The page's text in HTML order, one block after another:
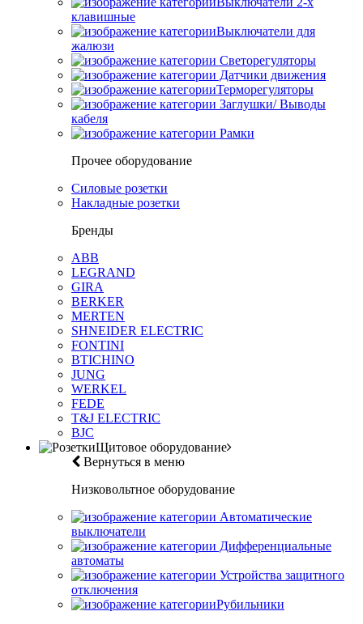
клавишные
Выключатели для
жалюзи
Светорегуляторы
Датчики движения
Терморегуляторы
Заглушки/ Выводы
кабеля
Рамки
Прочее оборудование
Силовые розетки
Накладные розетки
Бренды
ABB
LEGRAND
GIRA
BERKER
MERTEN
SHNEIDER ELECTRIC
FONTINI
BTICHINO
JUNG
WERKEL
FEDE
T&J ELECTRIC
BJC
Щитовое оборудование
Вернуться в меню
Низковольтное оборудование
Автоматические
выключатели
Дифференциальные
автоматы
Устройства защитного
отключения
Рубильники